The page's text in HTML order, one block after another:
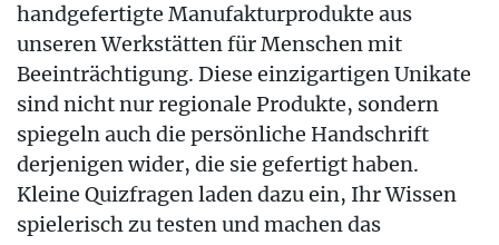
handgefertigte Manufakturprodukte aus
unseren Werkstätten für Menschen mit
Beeinträchtigung. Diese einzigartigen Unikate
sind nicht nur regionale Produkte, sondern
spiegeln auch die persönliche Handschrift
derjenigen wider, die sie gefertigt haben.
Kleine Quizfragen laden dazu ein, Ihr Wissen
spielerisch zu testen und machen das